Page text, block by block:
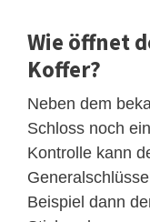
Wie öffnet
Koffer?
Neben dem
Schloss noch
Kontrolle kann
Beispiel dann